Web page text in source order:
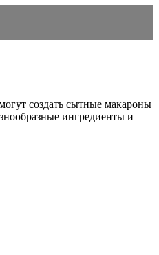
создать сытные макароны
ингредиенты и